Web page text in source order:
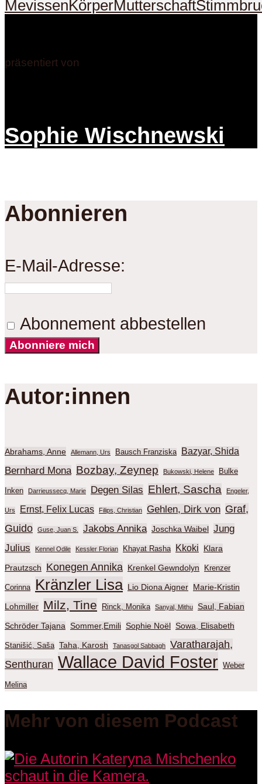
MevissenKörperMutterschaft
präsentiert von
Sophie Wischnewski
Abonnieren
E-Mail-Adresse:
Abonnement abbestellen
Abonniere mich
Autor:innen
Abrahams, Anne Allemann, Urs Bausch Franziska Bazyar, Shida
Bernhard Mona Bozbay, Zeynep Bukowski, Helene Bulke
Inken Darrieussecq, Marie Degen Silas Ehlert, Sascha Engeler,
Urs Ernst, Felix Lucas Filips, Christian Gehlen, Dirk von Graf,
Guido
Guse, Juan S. Jakobs Annika Joschka Waibel Jung
Julius
Kennel Odile Kessler Florian Khayat Rasha Kkoki Klara
Prautzsch Konegen Annika Krenkel Gewndolyn Krenzer
Corinna Kränzler Lisa Lio Diona Aigner Marie-Kristin
Lohmiller Milz, Tine Rinck, Monika Sanyal, Mithu Saul, Fabian
Schröder Tajana Sommer,Emili Sophie Noël Sowa, Elisabeth
Stanišić, Saša Taha, Karosh Tanasgol Sabbagh
Varatharajah,
Senthuran Wallace David Foster Weber
Melina
Mehr von diesem Podcast